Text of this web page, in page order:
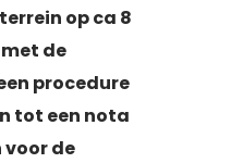
op ca 8
de
procedure
tot een nota
de